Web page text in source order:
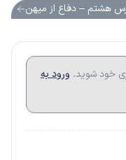
هشتم – دفاع از میهن
خود شوید. ورود به